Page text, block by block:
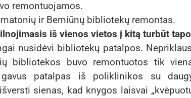
remontuojamos.
ir Berniūnų bibliotekų remontas.
iš vienos vietos į kitą turbūt
nusidėvi bibliotekų patalpos.
bibliotekos buvo remontuotos tik
patalpas iš poliklinikos su
sienas, kad knygos laisvai